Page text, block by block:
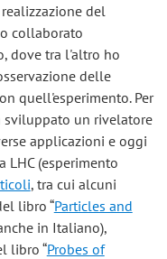
del
collaborato
dove tra l'altro ho
delle
quell'esperimento. Per
sviluppato un rivelatore
applicazioni e oggi
LHC (esperimento
, tra cui alcuni
libro “Particles and
in Italiano),
libro “Probes of